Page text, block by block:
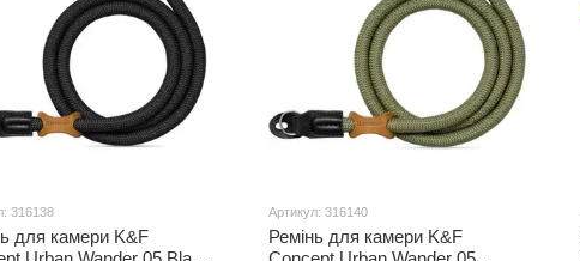
316138
для камери K&F
Артикул: 316140
Ремінь для камери K&F